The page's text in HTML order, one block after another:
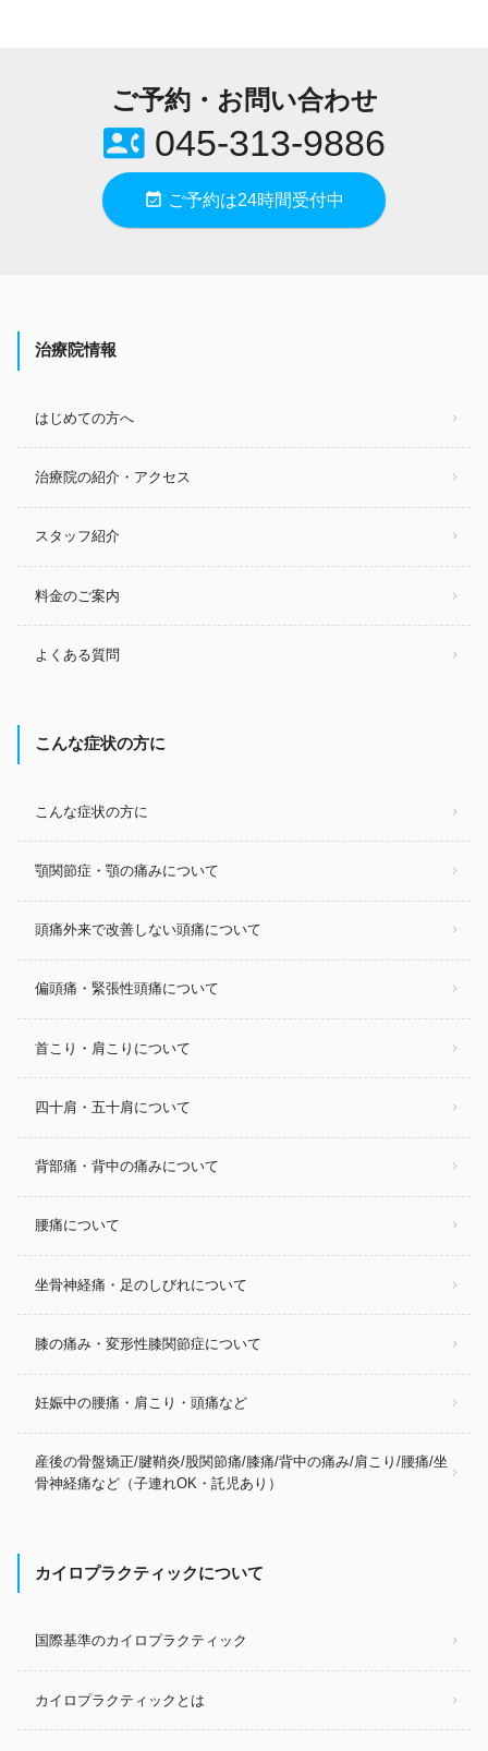
ご予約・お問い合わせ
contact_phone045-313-9886
event_available ご予約は24時間受付中
治療院情報
はじめての方へ
治療院の紹介・アクセス
スタッフ紹介
料金のご案内
よくある質問
こんな症状の方に
こんな症状の方に
顎関節症・顎の痛みについて
頭痛外来で改善しない頭痛について
偏頭痛・緊張性頭痛について
首こり・肩こりについて
四十肩・五十肩について
背部痛・背中の痛みについて
腰痛について
坐骨神経痛・足のしびれについて
膝の痛み・変形性膝関節症について
妊娠中の腰痛・肩こり・頭痛など
産後の骨盤矯正/腱鞘炎/股関節痛/膝痛/背中の痛み/肩こり/腰痛/坐
骨神経痛など（子連れOK・託児あり）
カイロプラクティックについて
国際基準のカイロプラクティック
カイロプラクティックとは